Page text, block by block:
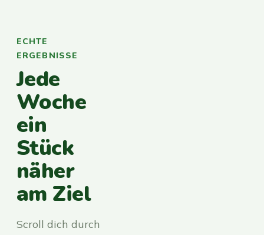
ECHTE
ERGEBNISSE
Jede
Woche
ein
Stück
näher
am Ziel
Scroll dich durch